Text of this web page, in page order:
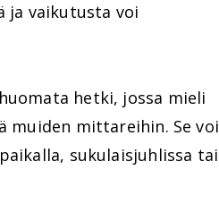
ja vaikutusta voi
hetki, jossa mieli
muiden mittareihin. Se voi
sukulaisjuhlissa tai